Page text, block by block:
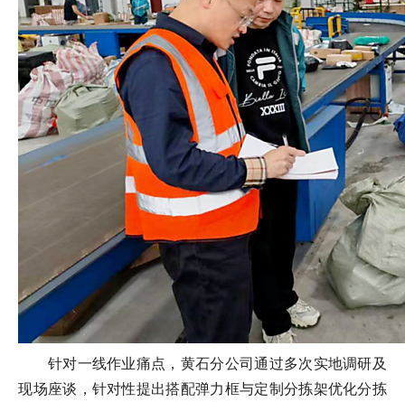
针对一线作业痛点，黄石分公司通过多次实地调研及
现场座谈，针对性提出搭配弹力框与定制分拣架优化分拣